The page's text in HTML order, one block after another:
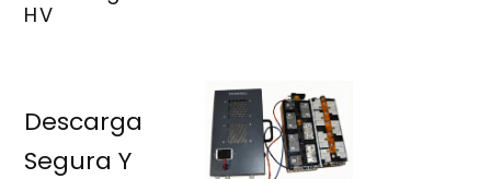
HV
Descarga
Segura Y